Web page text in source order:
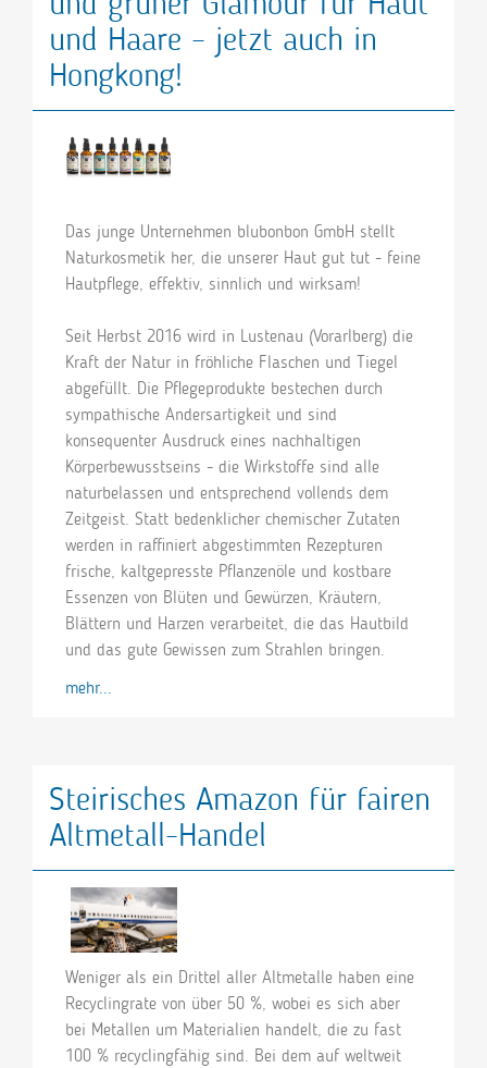
und Haare – jetzt auch in
Hongkong!
Das junge Unternehmen blubonbon GmbH stellt
Naturkosmetik her, die unserer Haut gut tut - feine
Hautpflege, effektiv, sinnlich und wirksam!
Seit Herbst 2016 wird in Lustenau (Vorarlberg) die
Kraft der Natur in fröhliche Flaschen und Tiegel
abgefüllt. Die Pflegeprodukte bestechen durch
sympathische Andersartigkeit und sind
konsequenter Ausdruck eines nachhaltigen
Körperbewusstseins - die Wirkstoffe sind alle
naturbelassen und entsprechend vollends dem
Zeitgeist. Statt bedenklicher chemischer Zutaten
werden in raffiniert abgestimmten Rezepturen
frische, kaltgepresste Pflanzenöle und kostbare
Essenzen von Blüten und Gewürzen, Kräutern,
Blättern und Harzen verarbeitet, die das Hautbild
und das gute Gewissen zum Strahlen bringen.
mehr...
Steirisches Amazon für fairen
Altmetall-Handel
Weniger als ein Drittel aller Altmetalle haben eine
Recyclingrate von über 50 %, wobei es sich aber
bei Metallen um Materialien handelt, die zu fast
100 % recyclingfähig sind. Bei dem auf weltweit